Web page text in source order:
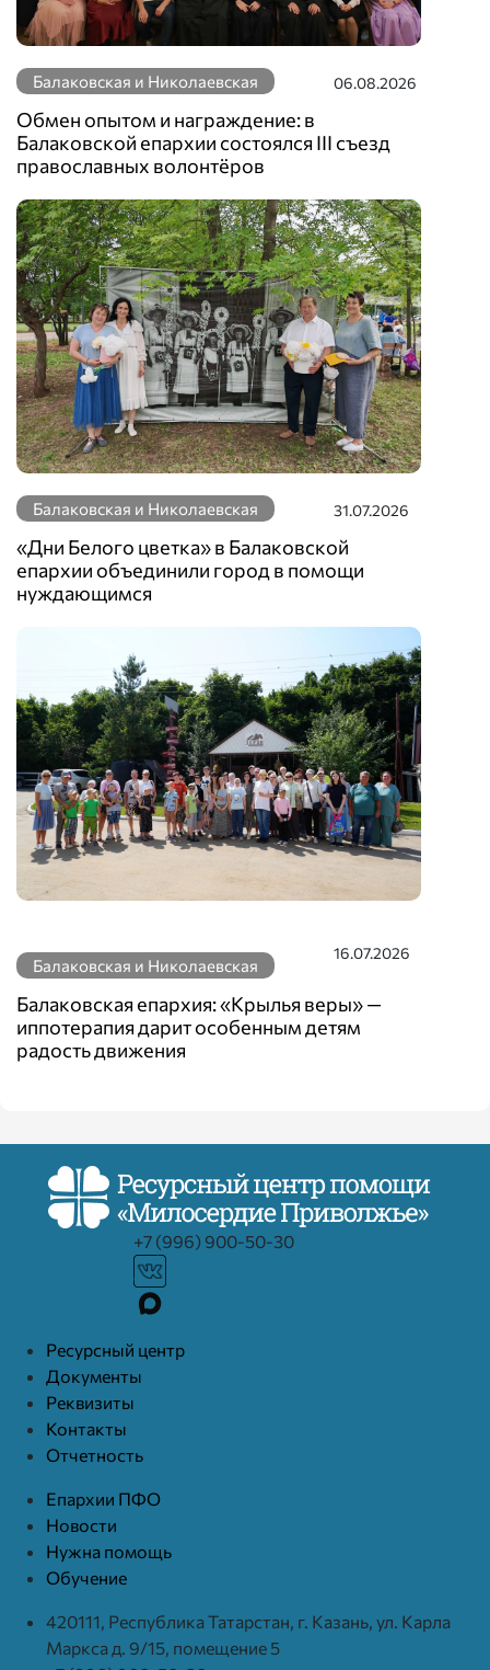
Балаковская и Николаевская 06.08.2026
Обмен опытом и награждение: в
Балаковской епархии состоялся III съезд
православных волонтёров
Балаковская и Николаевская 31.07.2026
«Дни Белого цветка» в Балаковской
епархии объединили город в помощи
нуждающимся
Балаковская и Николаевская
16.07.2026
Балаковская епархия: «Крылья веры» —
иппотерапия дарит особенным детям
радость движения
+7 (996) 900-50-30
Ресурcный центр
Документы
Реквизиты
Контакты
Отчетность
Епархии ПФО
Новости
Нужна помощь
Обучение
420111, Республика Татарстан, г. Казань, ул. Карла
Маркса д. 9/15, помещение 5